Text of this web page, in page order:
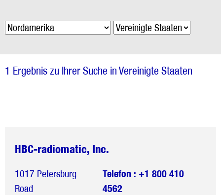
1 Ergebnis zu Ihrer Suche in Vereinigte Staaten
HBC-radiomatic, Inc.
1017 Petersburg
Road
Telefon : +1 800 410
4562